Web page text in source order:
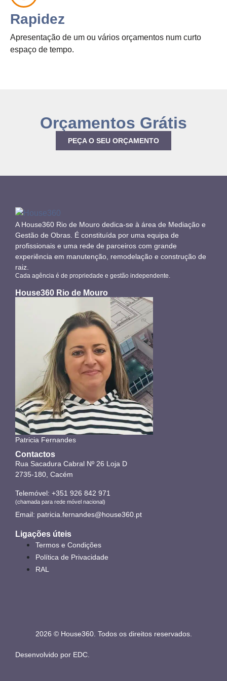
Rapidez
Apresentação de um ou vários orçamentos num curto
espaço de tempo.
Orçamentos Grátis
PEÇA O SEU ORÇAMENTO
A House360 Rio de Mouro dedica-se à área de Mediação e
Gestão de Obras. É constituída por uma equipa de
profissionais e uma rede de parceiros com grande
experiência em manutenção, remodelação e construção de
raiz.
Cada agência é de propriedade e gestão independente.
House360 Rio de Mouro
Patricia Fernandes
Contactos
Rua Sacadura Cabral Nº 26 Loja D
2735-180, Cacém
Telemóvel: +351 926 842 971
(chamada para rede móvel nacional)
Email: patricia.fernandes@house360.pt
Ligações úteis
Termos e Condições
Política de Privacidade
RAL
2026 © House360. Todos os direitos reservados.
Desenvolvido por EDC